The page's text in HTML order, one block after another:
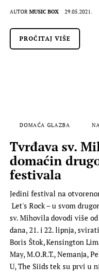
AUTOR MUSIC BOX 29.05.2021.
PROČITAJ VIŠE
DOMAĆA GLAZBA
Tvrđava sv.
domaćin
festivala
Jedini festival na
Let's Rock – u svom
sv. Mihovila dovodi više
dana, 21. i 22. lipnja,
Boris Štok, Kensington
May, M.O.R.T., Nemanja,
U, The Siids tek su prvi u